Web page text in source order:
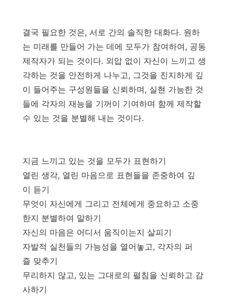
결국 필요한 것은, 서로 간의 솔직한 대화다. 원하
는 미래를 만들어 가는 데에 모두가 참여하여, 공동
제작자가 되는 것이다. 외압 없이 자신이 느끼고 생
각하는 것을 안전하게 나누고, 그것을 진지하게 깊
이 들어주는 구성원들을 신뢰하며, 실현 가능한 것
들에 각자의 재능을 기꺼이 기여하며 함께 제작할
수 있는 것을 분별해 내는 것이다.
지금 느끼고 있는 것을 모두가 표현하기
열린 생각, 열린 마음으로 표현들을 존중하여 깊
이 듣기
무엇이 자신에게 그리고 전체에게 중요하고 소중
한지 분별하여 말하기
자신의 마음은 어디서 움직이는지 살피기
자발적 실천들의 가능성을 열어놓고, 각자의 퍼
즐 맞추기
무리하지 않고, 있는 그대로의 펼침을 신뢰하고 감
사하기